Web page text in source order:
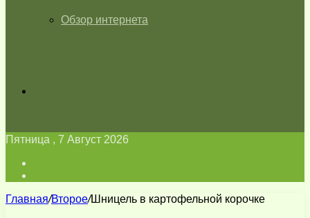
Обзор интернета
Пятница , 7 Август 2026
Главная/Второе/Шницель в картофельной корочке